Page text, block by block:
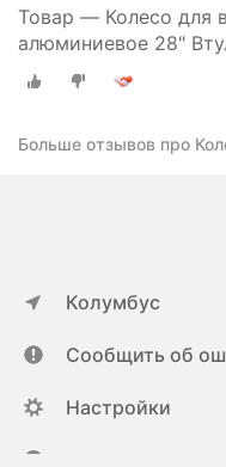
Товар — Колесо для
алюминиевое 28"
тормоз, 36 спиц 14G
Больше отзывов про
Колумбус
Сообщить об
Настройки